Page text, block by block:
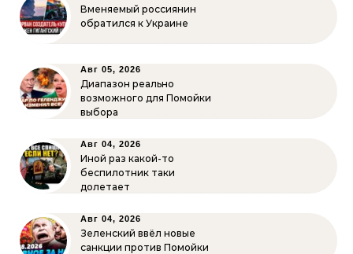
Вменяемый россиянин
обратился к Украине
Авг 05, 2026
Диапазон реально
возможного для Помойки
выбора
Авг 04, 2026
Иной раз какой-то
беспилотник таки
долетает
Авг 04, 2026
Зеленский ввёл новые
санкции против Помойки